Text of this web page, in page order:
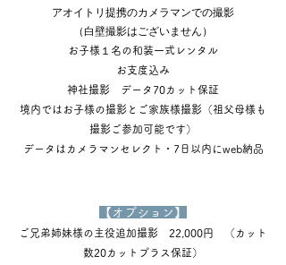
アオイトリ提携のカメラマンでの撮影
（白壁撮影はございません）
お子様１名の和装一式レンタル
お支度込み
神社撮影 データ70カット保証
境内ではお子様の撮影とご家族様撮影（祖父母様も
撮影ご参加可能です）
データはカメラマンセレクト・7日以内にweb納品
【オプション】
ご兄弟姉妹様の主役追加撮影 22,000円 （カット
数20カットプラス保証）